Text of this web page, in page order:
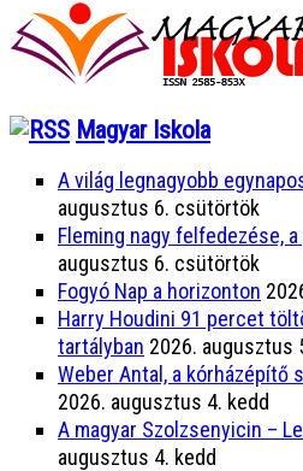
Magyar Iskola
A világ legnagyobb
augusztus 6. csütörtök
Fleming nagy felfedezése,
augusztus 6. csütörtök
Fogyó Nap a horizonton
Harry Houdini 91 percet
tartályban 2026. augusztus
Weber Antal, a kórházépítő
2026. augusztus 4. kedd
A magyar Szolzsenyicin –
augusztus 4. kedd